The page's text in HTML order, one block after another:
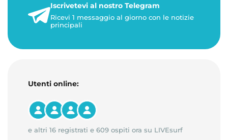
3 minuti di letturaIscrivetevi al nostro Telegram
Ricevi 1 messaggio al giorno con le notizie
principali
Utenti online:
e altri 16 registrati e 609 ospiti ora su LIVEsurf